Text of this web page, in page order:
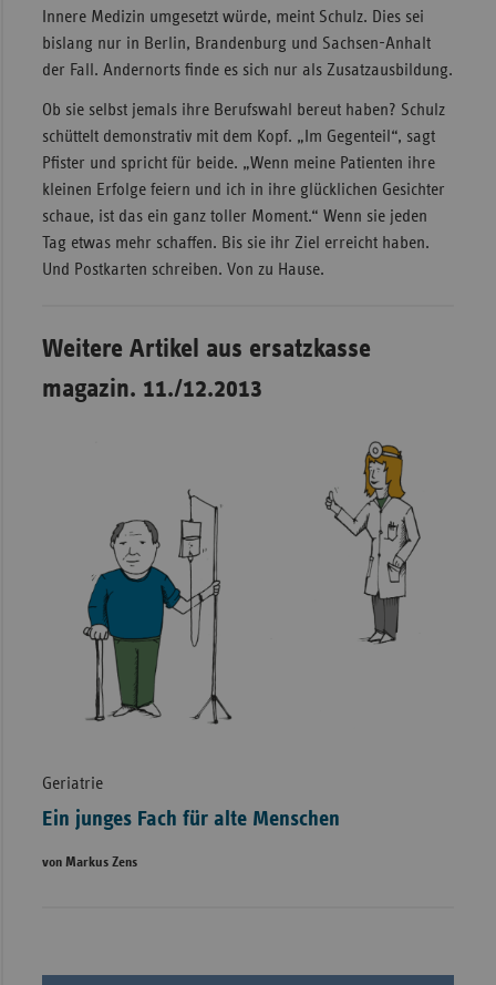
Innere Medizin umgesetzt würde, meint Schulz. Dies sei
bislang nur in Berlin, Brandenburg und Sachsen-Anhalt
der Fall. Andernorts finde es sich nur als Zusatzausbildung.
Ob sie selbst jemals ihre Berufswahl bereut haben? Schulz
schüttelt demonstrativ mit dem Kopf. „Im Gegenteil“, sagt
Pfister und spricht für beide. „Wenn meine Patienten ihre
kleinen Erfolge feiern und ich in ihre glücklichen Gesichter
schaue, ist das ein ganz toller Moment.“ Wenn sie jeden
Tag etwas mehr schaffen. Bis sie ihr Ziel erreicht haben.
Und Postkarten schreiben. Von zu Hause.
Weitere Artikel aus ersatzkasse
magazin. 11./12.2013
Geriatrie
Ein junges Fach für alte Menschen
von Markus Zens